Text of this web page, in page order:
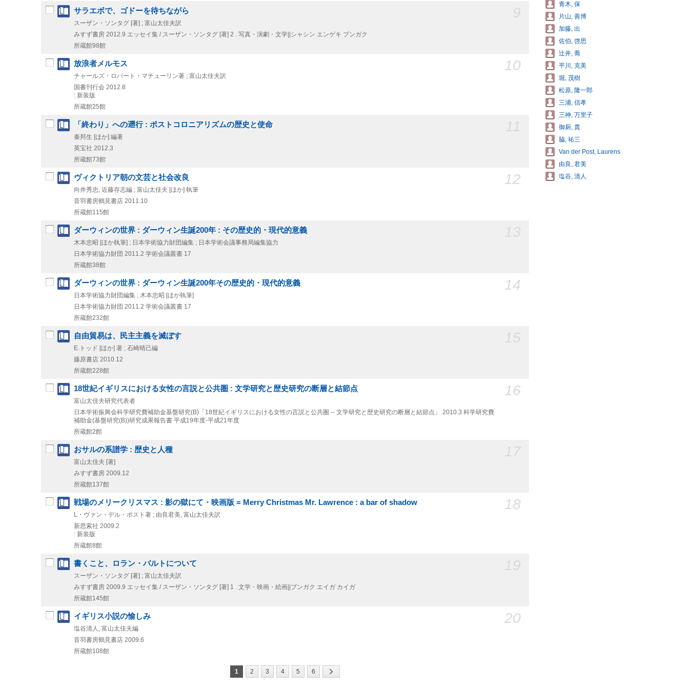
サラエボで、ゴドーを待ちながら
スーザン・ソンタグ [著] ; 富山太佳夫訳
みすず書房 2012.9 エッセイ集 / スーザン・ソンタグ [著] 2 . 写真・演劇・文学||シャシン エンゲキ ブンガク
所蔵館98館
10
放浪者メルモス
チャールズ・ロバート・マチューリン著 ; 富山太佳夫訳
国書刊行会 2012.8
: 新装版
所蔵館25館
「終わり」への遡行 : ポストコロニアリズムの歴史と使命
秦邦生 [ほか] 編著
英宝社 2012.3
所蔵館73館
12
ヴィクトリア朝の文芸と社会改良
向井秀忠, 近藤存志編 ; 富山太佳夫 [ほか] 執筆
音羽書房鶴見書店 2011.10
所蔵館115館
ダーウィンの世界 : ダーウィン生誕200年 : その歴史的・現代的意義
木本忠昭 [ほか執筆] ; 日本学術協力財団編集 ; 日本学術会議事務局編集協力
日本学術協力財団 2011.2 学術会議叢書 17
所蔵館38館
14
ダーウィンの世界 : ダーウィン生誕200年その歴史的・現代的意義
日本学術協力財団編集 ; 木本忠昭 [ほか執筆]
日本学術協力財団 2011.2 学術会議叢書 17
所蔵館232館
自由貿易は、民主主義を滅ぼす
E.トッド [ほか] 著 ; 石崎晴己編
藤原書店 2010.12
所蔵館228館
16
18世紀イギリスにおける女性の言説と公共圏 : 文学研究と歴史研究の断層と結節点
富山太佳夫研究代表者
日本学術振興会科学研究費補助金基盤研究(B)「18世紀イギリスにおける女性の言説と公共圏 -- 文学研究と歴史研究の断層と結節点」
2010.3 科学研究費
補助金(基盤研究(B))研究成果報告書 平成19年度-平成21年度
所蔵館2館
おサルの系譜学 : 歴史と人種
富山太佳夫 [著]
みすず書房 2009.12
所蔵館137館
18
戦場のメリークリスマス : 影の獄にて・映画版 = Merry Christmas Mr. Lawrence : a bar of shadow
L・ヴァン・デル・ポスト著 ; 由良君美, 富山太佳夫訳
新思索社 2009.2
: 新装版
所蔵館8館
書くこと、ロラン・バルトについて
スーザン・ソンタグ [著] ; 富山太佳夫訳
みすず書房 2009.9 エッセイ集 / スーザン・ソンタグ [著] 1 . 文学・映画・絵画||ブンガク エイガ カイガ
所蔵館145館
20
イギリス小説の愉しみ
塩谷清人, 富山太佳夫編
音羽書房鶴見書店 2009.6
所蔵館108館
1 2 3 4 5 6
青木, 保
片山, 善博
加藤, 出
佐伯, 啓思
辻井, 喬
平川, 克美
堀, 茂樹
松原, 隆一郎
三浦, 信孝
三神, 万里子
御厨, 貴
脇, 祐三
Van der Post, Laurens
由良, 君美
塩谷, 清人